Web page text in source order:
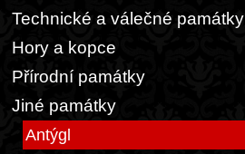
Technické a válečné památky
Hory a kopce
Přírodní památky
Jiné památky
Antýgl